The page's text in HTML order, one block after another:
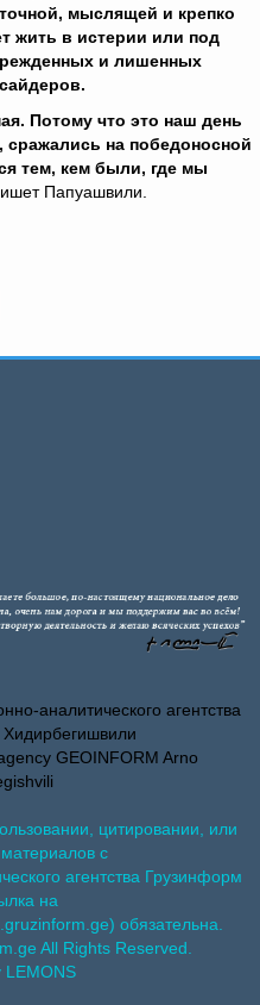
мыслящей и крепко
жить в истерии или под
и лишенных
Потому что это наш день
на победоносной
тем, кем были, где мы
Папуашвили.
аналитического агентства
GEOINFORM Arno
цитировании, или
с
агентства Грузинформ
на
обязательна.
All Rights Reserved.
LEMONS